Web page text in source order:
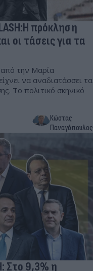
πρόκληση
οι τάσεις για τα
την Μαρία
να αναδιατάσσει τα
Το πολιτικό σκηνικό
Κώστας
Παναγόπουλος
Στο 9,3% η